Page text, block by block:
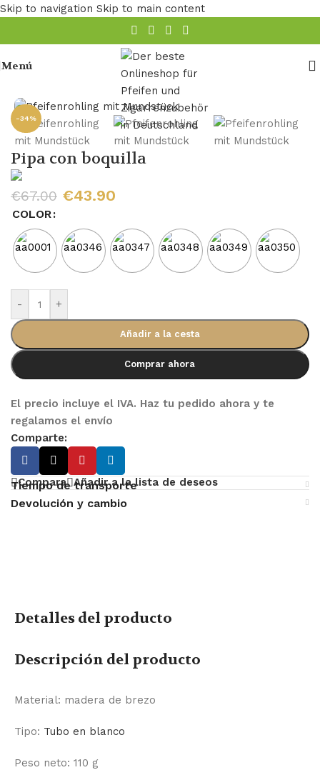
Skip to navigation Skip to main content
Menú
Tubo en blanco
-34%
Pipa con boquilla
€67.00 €43.90
COLOR
- +
Añadir a la cesta
Comprar ahora
El precio incluye el IVA. Haz tu pedido ahora y te
regalamos el envío
Comparte:
Compara Añadir a la lista de deseos
Tiempo de transporte
Devolución y cambio
Detalles del producto
Descripción del producto
Material: madera de brezo
Tipo: Tubo en blanco
Peso neto: 110 g